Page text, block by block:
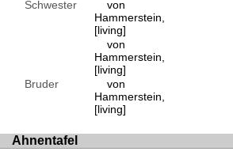
Schwester
von
Hammerstein,
[living]
von
Hammerstein,
[living]
Bruder
von
Hammerstein,
[living]
Ahnentafel